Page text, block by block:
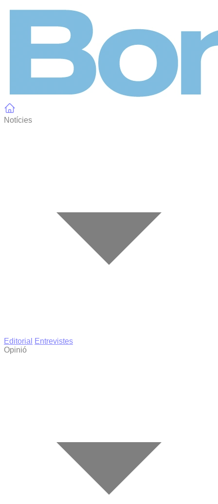
Notícies
Editorial
Entrevistes
Opinió